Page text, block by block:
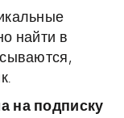
найти в
на подписку